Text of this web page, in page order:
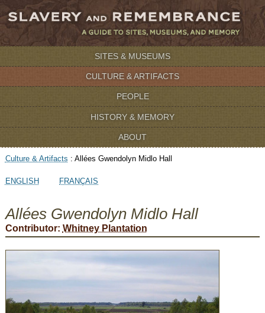
SITES & MUSEUMS
CULTURE & ARTIFACTS
PEOPLE
HISTORY & MEMORY
ABOUT
Culture & Artifacts : Allées Gwendolyn Midlo Hall
ENGLISH FRANÇAIS
Allées Gwendolyn Midlo Hall
Contributor: Whitney Plantation